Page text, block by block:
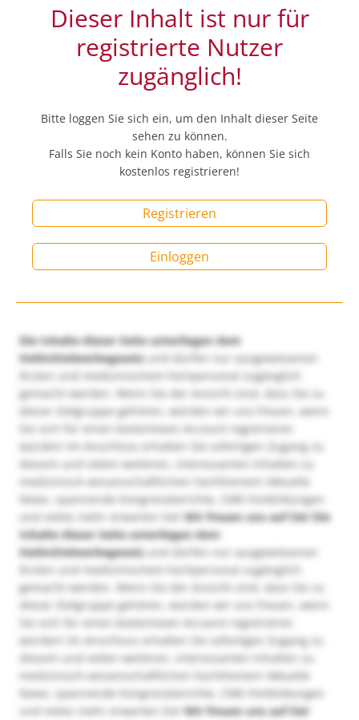
Dieser Inhalt ist nur für
registrierte Nutzer
zugänglich!
Bitte loggen Sie sich ein, um den Inhalt dieser Seite
sehen zu können.
Falls Sie noch kein Konto haben, können Sie sich
kostenlos registrieren!
Registrieren
Einloggen
Die Inhalte dieser Seite unterliegen dem
Heilmittelwerbegesetzund dürfen nur ausgewiesenen
Ärzten und medizinischem Fachpersonal zugänglich
gemacht werden. Wenn Sie der Ansicht sind, dass Sie zu
dieser Zielgruppe gehören, würden wir uns freuen, wenn
Sie sich für einen kostenlosen Account registrieren
würden! Im Anschluss erhalten Sie sofortigen Zugang zu
diesem und vielen weiteren, interessanten Inhalten zu
medizinisch-wissenschaftlichen Fachthemen! Aktuelle
News, spannende Kongressberichte, CME-Fortbildungen
und vieles mehr erwarten Sie!Wir freuen uns auf Sie! Die
Inhalte dieser Seite unterliegen dem
Heilmittelwerbegesetzund dürfen nur ausgewiesenen
Ärzten und medizinischem Fachpersonal zugänglich
gemacht werden. Wenn Sie der Ansicht sind, dass Sie zu
dieser Zielgruppe gehören, würden wir uns freuen, wenn
Sie sich für einen kostenlosen Account registrieren
würden! Im Anschluss erhalten Sie sofortigen Zugang zu
diesem und vielen weiteren, interessanten Inhalten zu
medizinisch-wissenschaftlichen Fachthemen! Aktuelle
News, spannende Kongressberichte, CME-Fortbildungen
und vieles mehr erwarten Sie!Wir freuen uns auf Sie!